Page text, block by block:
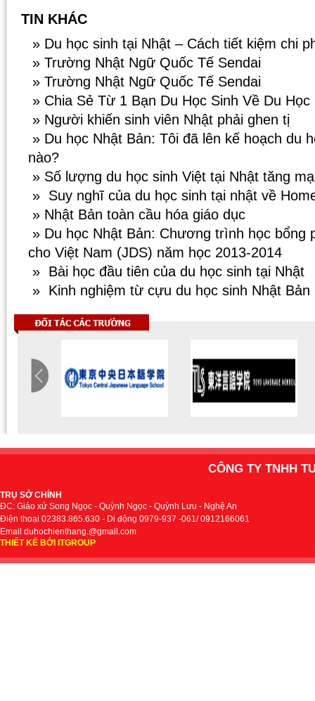
TIN KHÁC
» Du học sinh tại Nhật – Cách tiết kiệm chi
» Trường Nhật Ngữ Quốc Tế Sendai
» Trường Nhật Ngữ Quốc Tế Sendai
» Chia Sẻ Từ 1 Bạn Du Học Sinh Về Du Học
» Người khiến sinh viên Nhật phải ghen tị
» Du học Nhật Bản: Tôi đã lên kế hoạch du
nào?
» Số lượng du học sinh Việt tại Nhật tăng
» Suy nghĩ của du học sinh tại nhật về
» Nhật Bản toàn cầu hóa giáo dục
» Du học Nhật Bản: Chương trình học bổng
cho Việt Nam (JDS) năm học 2013-2014
» Bài học đầu tiên của du học sinh tại Nhật
» Kinh nghiệm từ cựu du học sinh Nhật Bản
CÔNG TY TNHH
TRỤ SỞ CHÍNH
ĐC: Giáo xứ Song Ngọc - Quỳnh Ngọc - Quỳnh Lưu - Nghệ An
Điện thoại 02383.865.630 - Di động 0979-937 -061/ 0912166061
Email duhochienthang.@gmail.com
THIẾT KẾ BỞI ITGROUP